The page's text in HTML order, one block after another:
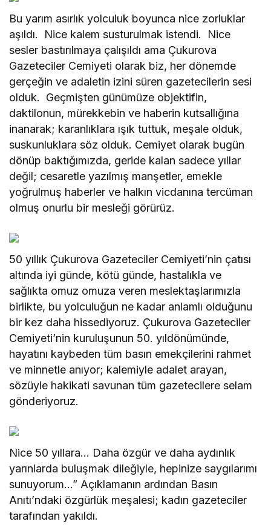
Bu yarım asırlık yolculuk boyunca nice zorluklar
aşıldı. Nice kalem susturulmak istendi. Nice
sesler bastırılmaya çalışıldı ama Çukurova
Gazeteciler Cemiyeti olarak biz, her dönemde
gerçeğin ve adaletin izini süren gazetecilerin sesi
olduk. Geçmişten günümüze objektifin,
daktilonun, mürekkebin ve haberin kutsallığına
inanarak; karanlıklara ışık tuttuk, meşale olduk,
suskunluklara söz olduk. Cemiyet olarak bugün
dönüp baktığımızda, geride kalan sadece yıllar
değil; cesaretle yazılmış manşetler, emekle
yoğrulmuş haberler ve halkın vicdanına tercüman
olmuş onurlu bir mesleği görürüz.
50 yıllık Çukurova Gazeteciler Cemiyeti’nin çatısı
altında iyi günde, kötü günde, hastalıkla ve
sağlıkta omuz omuza veren meslektaşlarımızla
birlikte, bu yolculuğun ne kadar anlamlı olduğunu
bir kez daha hissediyoruz. Çukurova Gazeteciler
Cemiyeti’nin kuruluşunun 50. yıldönümünde,
hayatını kaybeden tüm basın emekçilerini rahmet
ve minnetle anıyor; kalemiyle adalet arayan,
sözüyle hakikati savunan tüm gazetecilere selam
gönderiyoruz.
Nice 50 yıllara… Daha özgür ve daha aydınlık
yarınlarda buluşmak dileğiyle, hepinize saygılarımı
sunuyorum…” Açıklamanın ardından Basın
Anıtı’ndaki özgürlük meşalesi; kadın gazeteciler
tarafından yakıldı.